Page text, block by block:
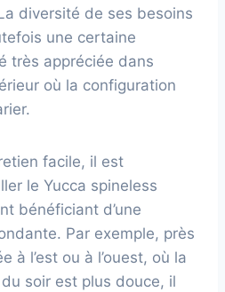
diversité de ses besoins
une certaine
très appréciée dans
où la configuration
facile, il est
le Yucca spineless
bénéficiant d’une
Par exemple, près
à l’est ou à l’ouest, où la
soir est plus douce, il